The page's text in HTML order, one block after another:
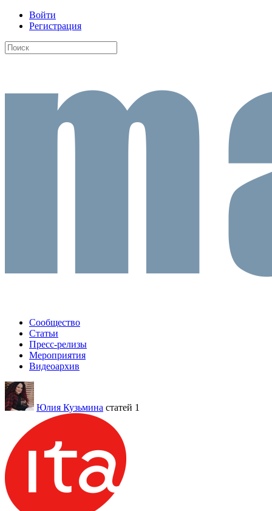
Войти
Регистрация
Сообщество
Статьи
Пресс-релизы
Мероприятия
Видеоархив
Юлия Кузьмина статей 1